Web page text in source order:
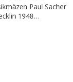
1948
Basel und